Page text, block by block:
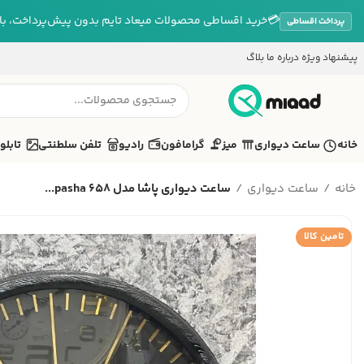
پرداخت اقساطی 💳خرید اقساطی محصولات میعاد تایم بدون پیش‌پرداخت،
پیشنهاد ویژه درباره ما بلاگ
خانه ساعت دیواری میز گرامافون رادیو تلفن سلطنتی تابلو
خانه ساعت دیواری ساعت دیواری پاشا مدل pasha 658...
تامین کالا